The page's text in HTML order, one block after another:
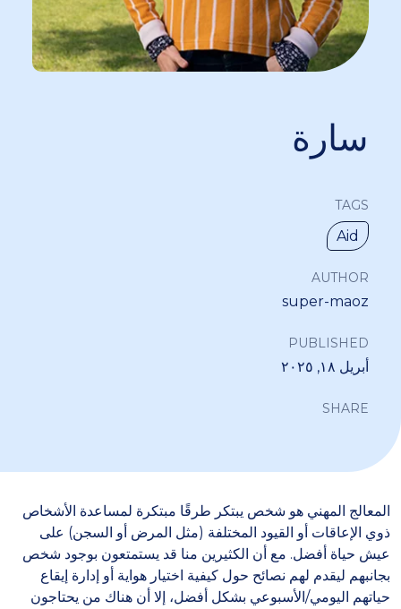
سارة
TAGS
Aid
AUTHOR
super-maoz
PUBLISHED
أبريل ١٨, ٢٠٢٥
SHARE
المعالج المهني هو شخص يبتكر طرقًا مبتكرة لمساعدة الأشخاص
ذوي الإعاقات أو القيود المختلفة (مثل المرض أو السجن) على
عيش حياة أفضل. مع أن الكثيرين منا قد يستمتعون بوجود شخص
بجانبهم ليقدم لهم نصائح حول كيفية اختيار هواية أو إدارة إيقاع
حياتهم اليومي/الأسبوعي بشكل أفضل، إلا أن هناك من يحتاجون